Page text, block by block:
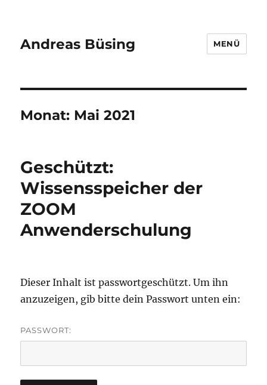
Andreas Büsing MENÜ
Monat: Mai 2021
Geschützt:
Wissensspeicher der
ZOOM
Anwenderschulung
Dieser Inhalt ist passwortgeschützt. Um ihn
anzuzeigen, gib bitte dein Passwort unten ein:
PASSWORT: